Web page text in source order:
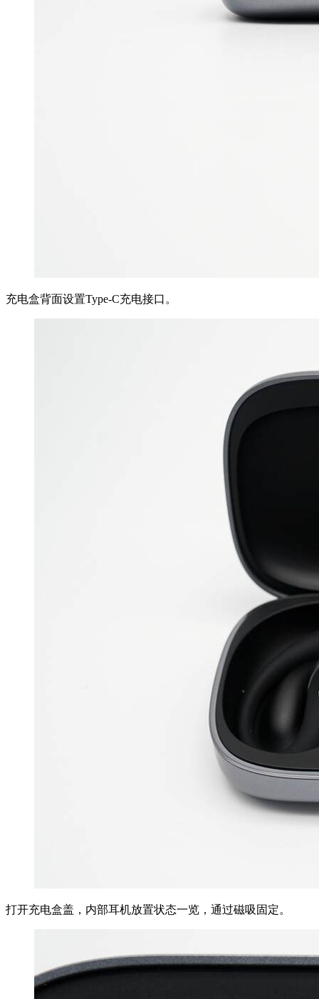
充电盒背面设置Type-C充电接口。
打开充电盒盖，内部耳机放置状态一览，通过磁吸固定。